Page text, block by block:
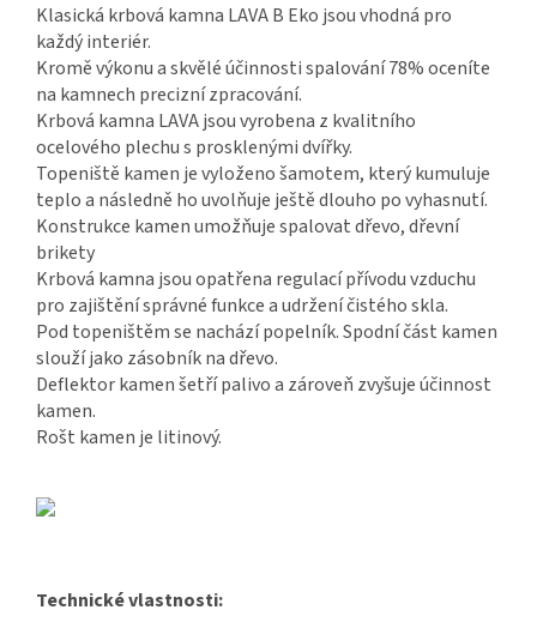
Klasická krbová kamna LAVA B Eko jsou vhodná pro
každý interiér.
Kromě výkonu a skvělé účinnosti spalování 78% oceníte
na kamnech precizní zpracování.
Krbová kamna LAVA jsou vyrobena z kvalitního
ocelového plechu s prosklenými dvířky.
Topeniště kamen je vyloženo šamotem, který kumuluje
teplo a následně ho uvolňuje ještě dlouho po vyhasnutí.
Konstrukce kamen umožňuje spalovat dřevo, dřevní
brikety
Krbová kamna jsou opatřena regulací přívodu vzduchu
pro zajištění správné funkce a udržení čistého skla.
Pod topeništěm se nachází popelník. Spodní část kamen
slouží jako zásobník na dřevo.
Deflektor kamen šetří palivo a zároveň zvyšuje účinnost
kamen.
Rošt kamen je litinový.
Technické vlastnosti: